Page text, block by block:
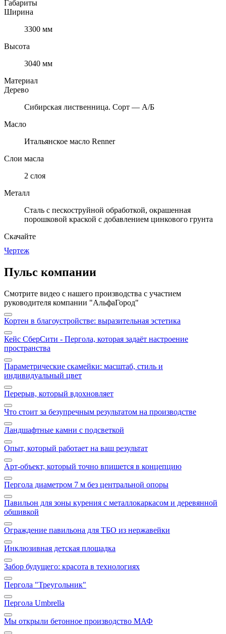
Габариты
Ширина
3300 мм
Высота
3040 мм
Материал
Дерево
Сибирская лиственница. Сорт — А/Б
Масло
Итальянское масло Renner
Слои масла
2 слоя
Металл
Cталь с пескоструйной обработкой, окрашенная
порошковой краской с добавлением цинкового грунта
Скачайте
Чертеж
Пульс компании
Смотрите видео с нашего производства с участием
руководителя компании "АльфаГород"
Кортен в благоустройстве: выразительная эстетика
Кейс СберСити - Пергола, которая задаёт настроение
пространства
Параметрические скамейки: масштаб, стиль и
индивидуальный цвет
Перерыв, который вдохновляет
Что стоит за безупречным результатом на производстве
Ландшафтные камни с подсветкой
Опыт, который работает на ваш результат
Арт‑объект, который точно впишется в концепцию
Пергола диаметром 7 м без центральной опоры
Павильон для зоны курения с металлокаркасом и деревянной
обшивкой
Ограждение павильона для ТБО из нержавейки
Инклюзивная детская площадка
Забор будущего: красота в технологиях
Пергола "Треугольник"
Пергола Umbrella
Мы открыли бетонное производство МАФ